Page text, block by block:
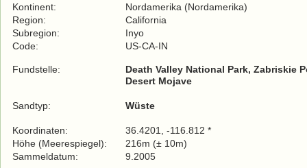
Kontinent:
Nordamerika (Nordamerika)
Region:
California
Subregion:
Inyo
Code:
US-CA-IN
Fundstelle:
Death Valley National Park, Zabriskie
Desert Mojave
Sandtyp: Wüste
Koordinaten:
36.4201, -116.812 *
Höhe (Meerespiegel):
216m (± 10m)
Sammeldatum:
9.2005